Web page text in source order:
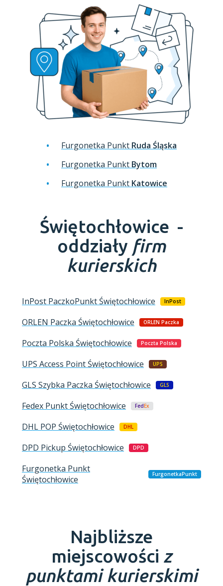
Furgonetka Punkt Ruda Śląska
Furgonetka Punkt Bytom
Furgonetka Punkt Katowice
Świętochłowice -
oddziały firm
kurierskich
InPost PaczkoPunktŚwiętochłowice InPost
ORLEN Paczka Świętochłowice ORLEN Paczka
Poczta Polska Świętochłowice Poczta Polska
UPS Access PointŚwiętochłowice UPS
GLS Szybka Paczka Świętochłowice GLS
Fedex PunktŚwiętochłowice FedEx
DHL POP Świętochłowice DHL
DPD Pickup Świętochłowice DPD
Furgonetka Punkt
Świętochłowice
FurgonetkaPunkt
Najbliższe
miejscowości z
punktami kurierskimi